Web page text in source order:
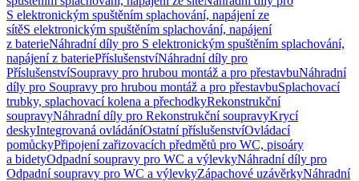
S elektronickým spuštěním splachování, napájení ze
sítěS elektronickým spuštěním splachování, napájení
z baterieNáhradní díly pro S elektronickým spuštěním splachování,
napájení z bateriePříslušenstvíNáhradní díly pro
PříslušenstvíSoupravy pro hrubou montáž a pro přestavbuNáhradní
díly pro Soupravy pro hrubou montáž a pro přestavbuSplachovací
trubky, splachovací kolena a přechodkyRekonstrukční
soupravyNáhradní díly pro Rekonstrukční soupravyKrycí
deskyIntegrovaná ovládáníOstatní příslušenstvíOvládací
pomůckyPřipojení zařizovacích předmětů pro WC, pisoáry
a bidetyOdpadní soupravy pro WC a výlevkyNáhradní díly pro
Odpadní soupravy pro WC a výlevkyZápachové uzávěrkyNáhradní